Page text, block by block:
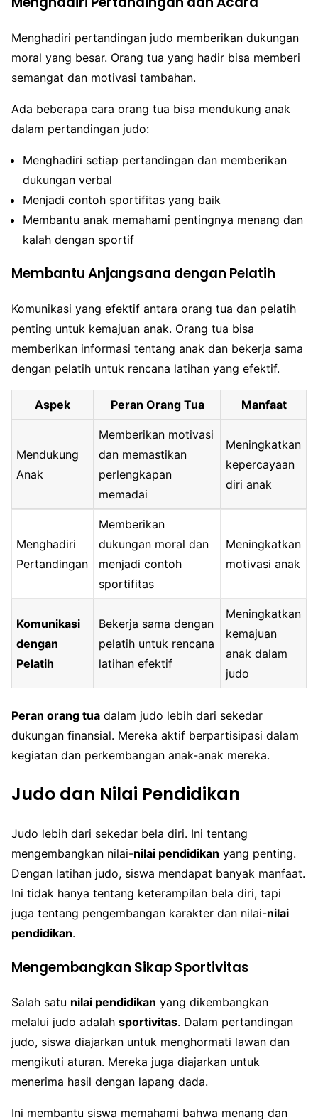
Menghadiri pertandingan judo memberikan dukungan
moral yang besar. Orang tua yang hadir bisa memberi
semangat dan motivasi tambahan.
Ada beberapa cara orang tua bisa mendukung anak
dalam pertandingan judo:
Menghadiri setiap pertandingan dan memberikan
dukungan verbal
Menjadi contoh sportifitas yang baik
Membantu anak memahami pentingnya menang dan
kalah dengan sportif
Membantu Anjangsana dengan Pelatih
Komunikasi yang efektif antara orang tua dan pelatih
penting untuk kemajuan anak. Orang tua bisa
memberikan informasi tentang anak dan bekerja sama
dengan pelatih untuk rencana latihan yang efektif.
Aspek Peran Orang Tua Manfaat
Mendukung
Anak
Memberikan motivasi
dan memastikan
perlengkapan
memadai
Meningkatkan
kepercayaan
diri anak
Menghadiri
Pertandingan
Memberikan
dukungan moral dan
menjadi contoh
sportifitas
Meningkatkan
motivasi anak
Komunikasi
dengan
Pelatih
Bekerja sama dengan
pelatih untuk rencana
latihan efektif
Meningkatkan
kemajuan
anak dalam
judo
Peran orang tua dalam judo lebih dari sekedar
dukungan finansial. Mereka aktif berpartisipasi dalam
kegiatan dan perkembangan anak-anak mereka.
Judo dan Nilai Pendidikan
Judo lebih dari sekedar bela diri. Ini tentang
mengembangkan nilai-nilai pendidikan yang penting.
Dengan latihan judo, siswa mendapat banyak manfaat.
Ini tidak hanya tentang keterampilan bela diri, tapi
juga tentang pengembangan karakter dan nilai-nilai
pendidikan.
Mengembangkan Sikap Sportivitas
Salah satu nilai pendidikan yang dikembangkan
melalui judo adalah sportivitas. Dalam pertandingan
judo, siswa diajarkan untuk menghormati lawan dan
mengikuti aturan. Mereka juga diajarkan untuk
menerima hasil dengan lapang dada.
Ini membantu siswa memahami bahwa menang dan